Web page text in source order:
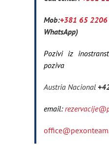
Mob:+381 65
WhatsApp)
Pozivi iz
poziva
Austria Nacional
email: